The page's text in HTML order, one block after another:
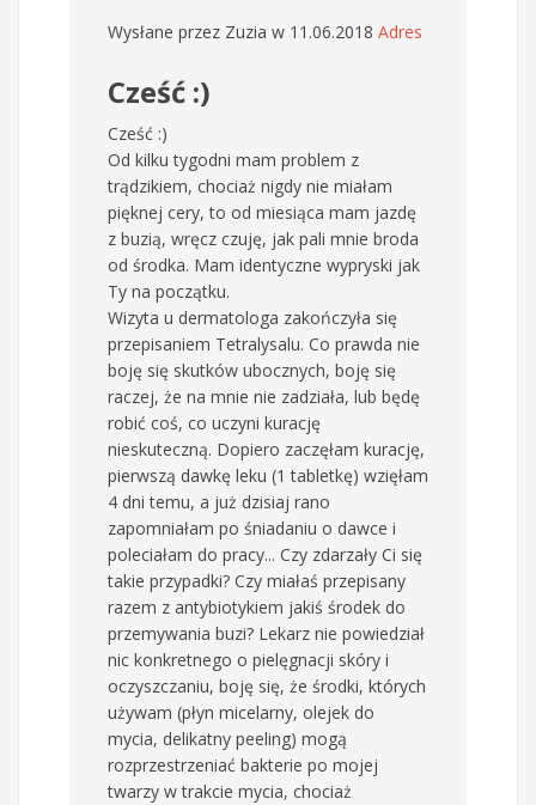
Wysłane przez Zuzia w 11.06.2018 Adres
Cześć :)
Cześć :)
Od kilku tygodni mam problem z
trądzikiem, chociaż nigdy nie miałam
pięknej cery, to od miesiąca mam jazdę
z buzią, wręcz czuję, jak pali mnie broda
od środka. Mam identyczne wypryski jak
Ty na początku.
Wizyta u dermatologa zakończyła się
przepisaniem Tetralysalu. Co prawda nie
boję się skutków ubocznych, boję się
raczej, że na mnie nie zadziała, lub będę
robić coś, co uczyni kurację
nieskuteczną. Dopiero zaczęłam kurację,
pierwszą dawkę leku (1 tabletkę) wzięłam
4 dni temu, a już dzisiaj rano
zapomniałam po śniadaniu o dawce i
poleciałam do pracy... Czy zdarzały Ci się
takie przypadki? Czy miałaś przepisany
razem z antybiotykiem jakiś środek do
przemywania buzi? Lekarz nie powiedział
nic konkretnego o pielęgnacji skóry i
oczyszczaniu, boję się, że środki, których
używam (płyn micelarny, olejek do
mycia, delikatny peeling) mogą
rozprzestrzeniać bakterie po mojej
twarzy w trakcie mycia, chociaż